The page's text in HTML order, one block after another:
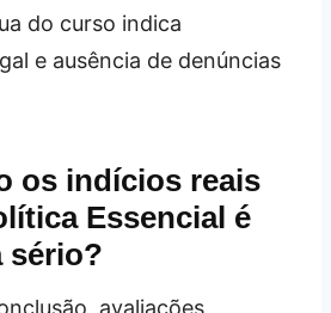
do curso indica
e ausência de denúncias
os indícios reais
Essencial é
sério?
avaliações